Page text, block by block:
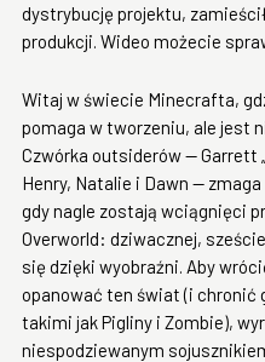
dystrybucję projektu,
produkcji. Wideo możecie
Witaj w świecie Minecrafta,
pomaga w tworzeniu, ale jest
Czwórka outsiderów — Garrett
Henry, Natalie i Dawn —
gdy nagle zostają wciągnięci
Overworld: dziwacznej,
się dzięki wyobraźni. Aby
opanować ten świat (i chronić
takimi jak Pigliny i Zombie),
niespodziewanym